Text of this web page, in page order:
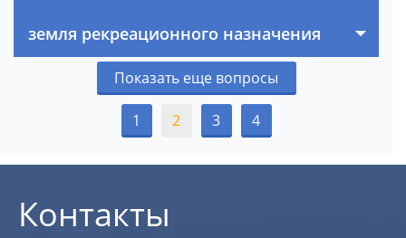
земля рекреационного назначения
Показать еще вопросы
1 2 3 4
Контакты